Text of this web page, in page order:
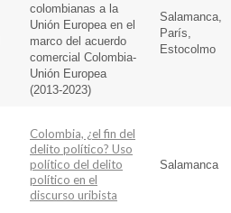
colombianas a la
Unión Europea en el
marco del acuerdo
comercial Colombia-
Unión Europea
(2013-2023)
Salamanca,
París,
Estocolmo
Colombia, ¿el fin del
delito político? Uso
político del delito
político en el
discurso uribista
Salamanca